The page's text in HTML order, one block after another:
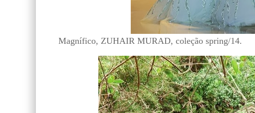
Magnífico, ZUHAIR MURAD, coleção spring/14.